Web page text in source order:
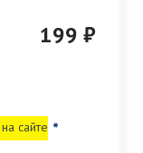
199 ₽
сайте *